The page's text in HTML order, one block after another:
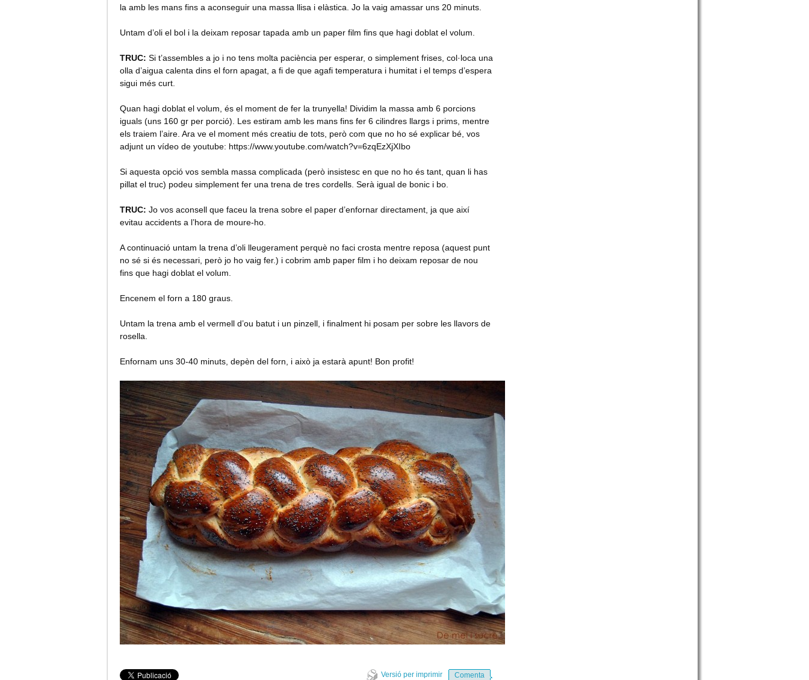
la amb les mans fins a aconseguir una massa llisa i elàstica. Jo la vaig amassar uns 20 minuts.
Untam d’oli el bol i la deixam reposar tapada amb un paper film fins que hagi doblat el volum.
TRUC: Si t’assembles a jo i no tens molta paciència per esperar, o simplement frises, col·loca una
olla d’aigua calenta dins el forn apagat, a fi de que agafi temperatura i humitat i el temps d’espera
sigui més curt.
Quan hagi doblat el volum, és el moment de fer la trunyella! Dividim la massa amb 6 porcions
iguals (uns 160 gr per porció). Les estiram amb les mans fins fer 6 cilindres llargs i prims, mentre
els traiem l’aire. Ara ve el moment més creatiu de tots, però com que no ho sé explicar bé, vos
adjunt un vídeo de youtube: https://www.youtube.com/watch?v=6zqEzXjXIbo
Si aquesta opció vos sembla massa complicada (però insistesc en que no ho és tant, quan li has
pillat el truc) podeu simplement fer una trena de tres cordells. Serà igual de bonic i bo.
TRUC: Jo vos aconsell que faceu la trena sobre el paper d’enfornar directament, ja que així
evitau accidents a l’hora de moure-ho.
A continuació untam la trena d’oli lleugerament perquè no faci crosta mentre reposa (aquest punt
no sé si és necessari, però jo ho vaig fer.) i cobrim amb paper film i ho deixam reposar de nou
fins que hagi doblat el volum.
Encenem el forn a 180 graus.
Untam la trena amb el vermell d’ou batut i un pinzell, i finalment hi posam per sobre les llavors de
rosella.
Enfornam uns 30-40 minuts, depèn del forn, i això ja estarà apunt! Bon profit!
Comenta
Versió per imprimir